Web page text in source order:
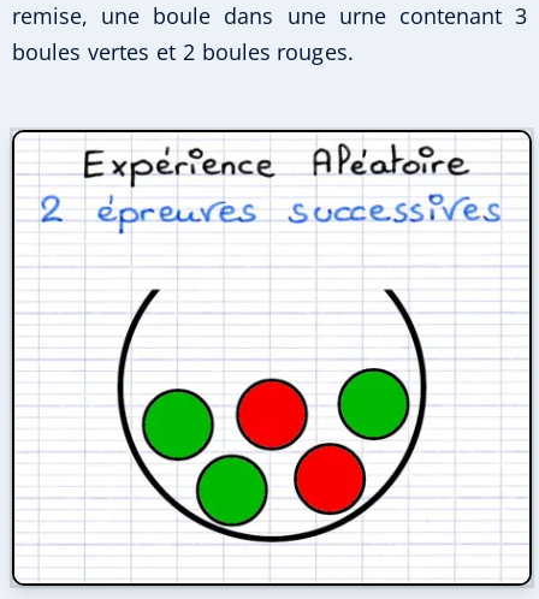
remise, une boule dans une urne contenant 3
boules vertes et 2 boules rouges.